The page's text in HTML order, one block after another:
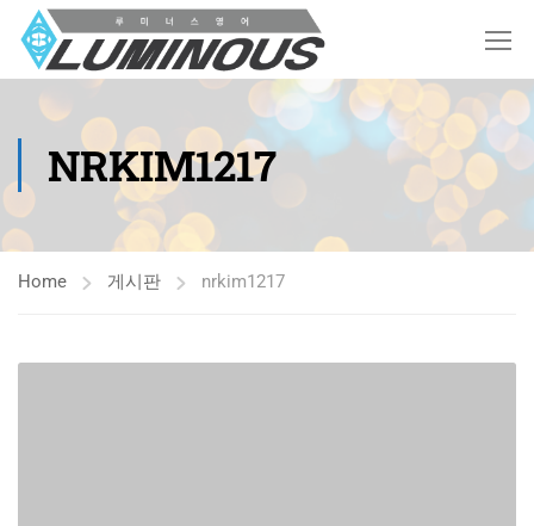
NRKIM1217
Home 게시판 nrkim1217